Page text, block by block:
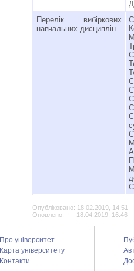
Перелік вибіркових
навчальних дисциплін
Опубліковано: 18.02.2019, 14:51
Оновлено: 18.04.2019, 16:46
Про університет
Карта університету
Контакти